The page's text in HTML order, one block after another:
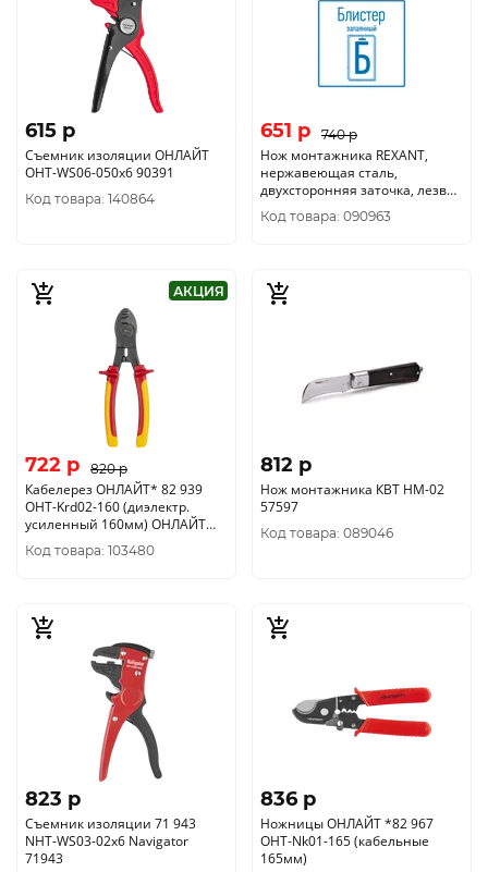
615 p
Съемник изоляции ОНЛАЙТ
OHT-WS06-050x6 90391
Код товара: 140864
651 p 740 p
Нож монтажника REXANT,
нержавеющая сталь,
двухсторонняя заточка, лезвие
33 мм 12-4931
Код товара: 090963
АКЦИЯ
722 p 820 p
Кабелерез ОНЛАЙТ* 82 939
OHT-Krd02-160 (диэлектр.
усиленный 160мм) ОНЛАЙТ
82939
Код товара: 103480
812 p
Нож монтажника КВТ НМ-02
57597
Код товара: 089046
823 p
Съемник изоляции 71 943
NHT-WS03-02х6 Navigator
71943
836 p
Ножницы ОНЛАЙТ *82 967
OHT-Nk01-165 (кабельные
165мм)